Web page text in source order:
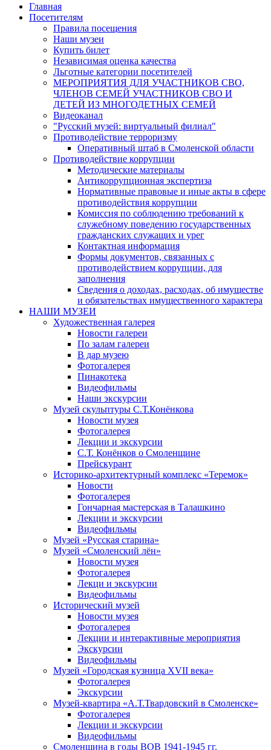
Главная
Посетителям
Правила посещения
Наши музеи
Купить билет
Независимая оценка качества
Льготные категории посетителей
МЕРОПРИЯТИЯ ДЛЯ УЧАСТНИКОВ СВО,
ЧЛЕНОВ СЕМЕЙ УЧАСТНИКОВ СВО И
ДЕТЕЙ ИЗ МНОГОДЕТНЫХ СЕМЕЙ
Видеоканал
"Русский музей: виртуальный филиал"
Противодействие терроризму
Оперативный штаб в Смоленской области
Противодействие коррупции
Методические материалы
Антикоррупционная экспертиза
Нормативные правовые и иные акты в сфере
противодействия коррупции
Комиссия по соблюдению требований к
служебному поведению государственных
гражданских служащих и урег
Контактная информация
Формы документов, связанных с
противодействием коррупции, для
заполнения
Сведения о доходах, расходах, об имуществе
и обязательствах имущественного характера
НАШИ МУЗЕИ
Художественная галерея
Новости галереи
По залам галереи
В дар музею
Фотогалерея
Пинакотека
Видеофильмы
Наши экскурсии
Музей скульптуры С.Т.Конёнкова
Новости музея
Фотогалерея
Лекции и экскурсии
С.Т. Конёнков о Смоленщине
Прейскурант
Историко-архитектурный комплекс «Теремок»
Новости
Фотогалерея
Гончарная мастерская в Талашкино
Лекции и экскурсии
Видеофильмы
Музей «Русская старина»
Музей «Смоленский лён»
Новости музея
Фотогалерея
Лекци и экскурсии
Видеофильмы
Исторический музей
Новости музея
Фотогалерея
Лекции и интерактивные мероприятия
Экскурсии
Видеофильмы
Музей «Городская кузница XVII века»
Фотогалерея
Экскурсии
Музей-квартира «А.Т.Твардовский в Смоленске»
Фотогалерея
Лекции и экскурсии
Видеофильмы
Смоленщина в годы ВОВ 1941-1945 гг.